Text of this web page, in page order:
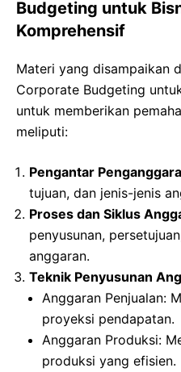
Budgeting untuk
Komprehensif
Materi yang disampaikan
Corporate Budgeting
untuk memberikan
meliputi:
Pengantar
tujuan, dan jenis-jenis
Proses dan Siklus
penyusunan,
anggaran.
Teknik Penyusunan
Anggaran Penjualan:
proyeksi pendapatan.
Anggaran Produksi:
produksi yang efisien.